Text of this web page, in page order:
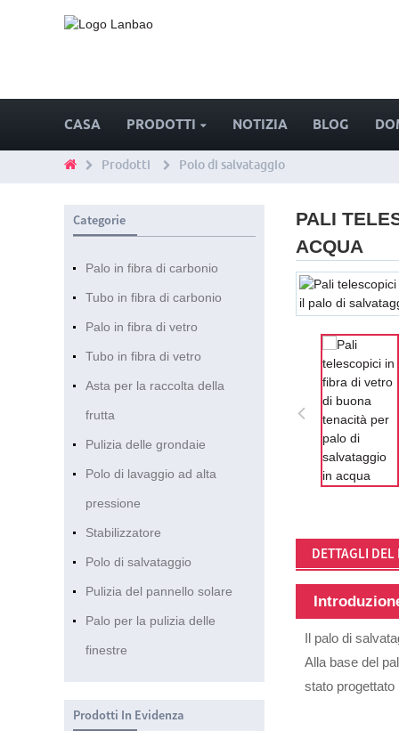
CASA PRODOTTI NOTIZIA BLOG
Prodotti Polo di salvataggio
Categorie
Palo in fibra di carbonio
Tubo in fibra di carbonio
Palo in fibra di vetro
Tubo in fibra di vetro
Asta per la raccolta della
frutta
Pulizia delle grondaie
Polo di lavaggio ad alta
pressione
Stabilizzatore
Polo di salvataggio
Pulizia del pannello solare
Palo per la pulizia delle
finestre
Prodotti In Evidenza
PALI
ACQUA
DETTAGLI DEL
Il palo di
Alla base del
stato progettato